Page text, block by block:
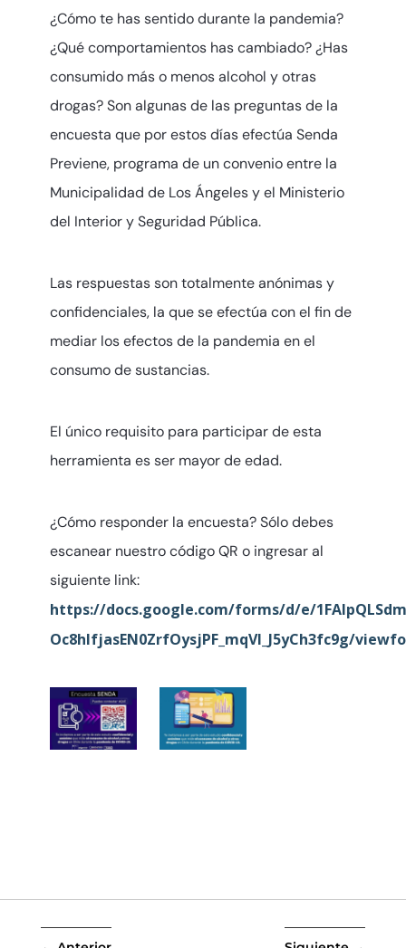
¿Cómo te has sentido durante la pandemia?
¿Qué comportamientos has cambiado? ¿Has
consumido más o menos alcohol y otras
drogas? Son algunas de las preguntas de la
encuesta que por estos días efectúa Senda
Previene, programa de un convenio entre la
Municipalidad de Los Ángeles y el Ministerio
del Interior y Seguridad Pública.
Las respuestas son totalmente anónimas y
confidenciales, la que se efectúa con el fin de
mediar los efectos de la pandemia en el
consumo de sustancias.
El único requisito para participar de esta
herramienta es ser mayor de edad.
¿Cómo responder la encuesta? Sólo debes
escanear nuestro código QR o ingresar al
siguiente link:
https://docs.google.com/forms/d/e/
Oc8hlfjasEN0ZrfOysjPF_mqVl_J5yCh3fc9g/